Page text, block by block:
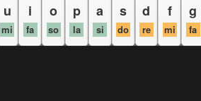
u
mi
i
fa
o
so
p
la
a
si
s
do
d
re
f
mi
g
fa